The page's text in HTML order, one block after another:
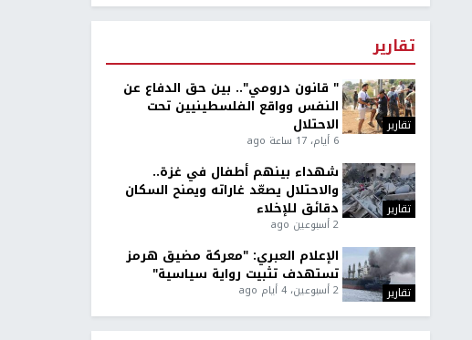
تقارير
تقارير
" قانون درومي".. بين حق الدفاع عن
النفس وواقع الفلسطينيين تحت
الاحتلال
6 أيام، 17 ساعة ago
تقارير
شهداء بينهم أطفال في غزة..
والاحتلال يصعّد غاراته ويمنح السكان
دقائق للإخلاء
2 أسبوعين ago
تقارير
الإعلام العبري: "معركة مضيق هرمز
تستهدف تثبيت رواية سياسية"
2 أسبوعين، 4 أيام ago